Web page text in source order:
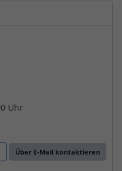
Über E-Mail kontaktieren